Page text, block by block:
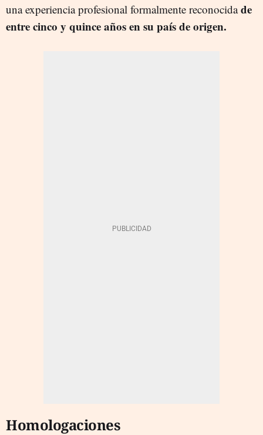
una experiencia profesional formalmente reconocidade
entre cinco y quince años en su país de origen.
Homologaciones